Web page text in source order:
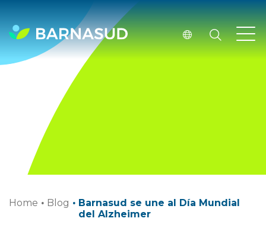
Home · Blog · Barnasud se une al Día Mundial
del Alzheimer